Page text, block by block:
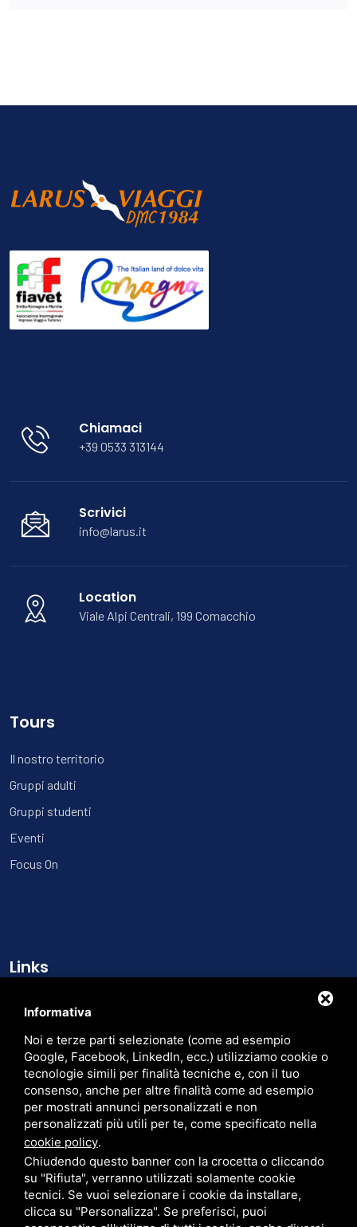
Chiamaci
+39 0533 313144
Scrivici
info@larus.it
Location
Viale Alpi Centrali, 199 Comacchio
Tours
Il nostro territorio
Gruppi adulti
Gruppi studenti
Eventi
Focus On
Links
Chi siamo
Contatti
Trasparenza
Cerca nel sito
PER FATTURAZIONE ELETTRONICA: CODICE SDI: M5UXCR1 - P.IVA:
00905380382 - CF. 01527590234 - EMAIL PEC:LARUSSRL@PEC.PAVIPEC.COM
Informativa
Noi e terze parti selezionate (come ad esempio
Google, Facebook, LinkedIn, ecc.) utilizziamo cookie o
tecnologie simili per finalità tecniche e, con il tuo
consenso, anche per altre finalità come ad esempio
per mostrati annunci personalizzati e non
personalizzati più utili per te, come specificato nella
cookie policy.
Chiudendo questo banner con la crocetta o cliccando
su "Rifiuta", verranno utilizzati solamente cookie
tecnici. Se vuoi selezionare i cookie da installare,
clicca su "Personalizza". Se preferisci, puoi